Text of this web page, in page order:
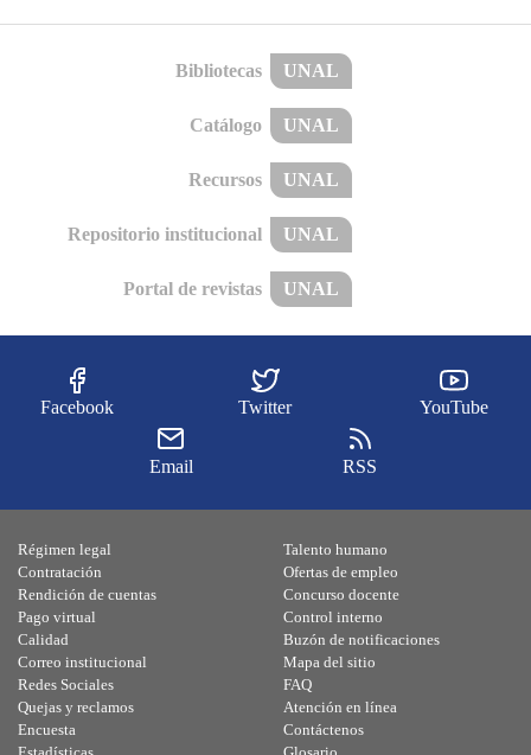
Bibliotecas UNAL
Catálogo UNAL
Recursos UNAL
Repositorio institucional UNAL
Portal de revistas UNAL
Facebook Twitter YouTube
Email RSS
Régimen legal
Contratación
Rendición de cuentas
Pago virtual
Calidad
Talento humano
Ofertas de empleo
Concurso docente
Control interno
Buzón de notificaciones
Correo institucional
Redes Sociales
Quejas y reclamos
Encuesta
Mapa del sitio
FAQ
Atención en línea
Contáctenos